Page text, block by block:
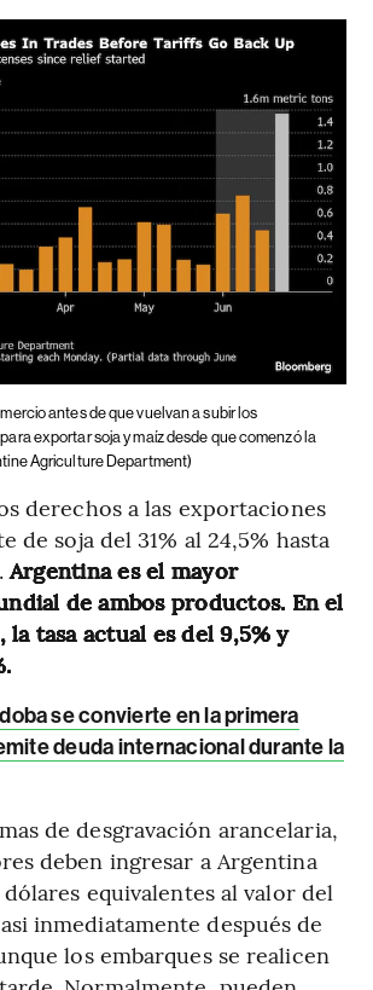
antes de que vuelvan a subir los
exportar soja y maíz desde que comenzó la
Agriculture Department)
derechos a las exportaciones
de soja del 31% al 24,5% hasta
Argentina es el mayor
de ambos productos. En el
la tasa actual es del 9,5% y
se convierte en la primera
deuda internacional durante la
de desgravación arancelaria,
deben ingresar a Argentina
equivalentes al valor del
inmediatamente después de
los embarques se realicen